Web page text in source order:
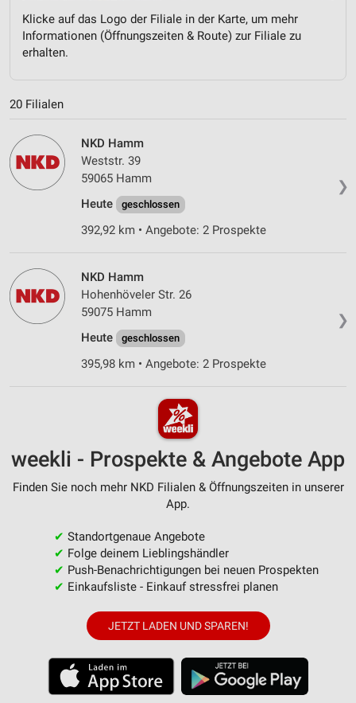
Klicke auf das Logo der Filiale in der Karte, um mehr
Informationen (Öffnungszeiten & Route) zur Filiale zu
erhalten.
20 Filialen
❯
NKD Hamm
Weststr. 39
59065 Hamm
Heute
geschlossen
392,92 km • Angebote: 2 Prospekte
❯
NKD Hamm
Hohenhöveler Str. 26
59075 Hamm
Heute
geschlossen
395,98 km • Angebote: 2 Prospekte
weekli - Prospekte & Angebote App
Finden Sie noch mehr NKD Filialen & Öffnungszeiten in unserer
App.
✔ Standortgenaue Angebote
✔ Folge deinem Lieblingshändler
✔ Push-Benachrichtigungen bei neuen Prospekten
✔ Einkaufsliste - Einkauf stressfrei planen
JETZT LADEN UND SPAREN!